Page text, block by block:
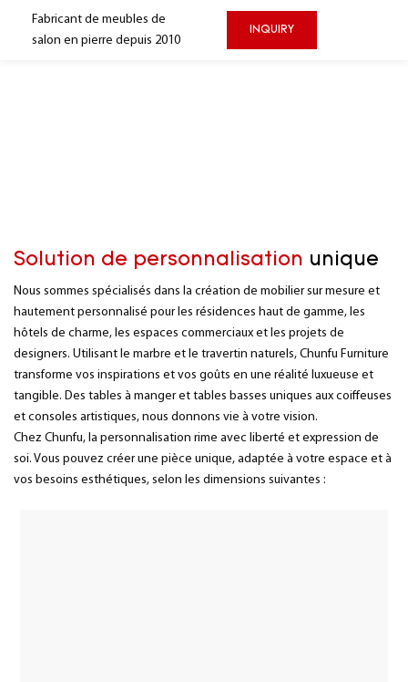
Fabricant de meubles de
salon en pierre depuis 2010
INQUIRY
Solution de personnalisation unique
Nous sommes spécialisés dans la création de mobilier sur mesure et
hautement personnalisé pour les résidences haut de gamme, les
hôtels de charme, les espaces commerciaux et les projets de
designers. Utilisant le marbre et le travertin naturels, Chunfu Furniture
transforme vos inspirations et vos goûts en une réalité luxueuse et
tangible. Des tables à manger et tables basses uniques aux coiffeuses
et consoles artistiques, nous donnons vie à votre vision.
Chez Chunfu, la personnalisation rime avec liberté et expression de
soi. Vous pouvez créer une pièce unique, adaptée à votre espace et à
vos besoins esthétiques, selon les dimensions suivantes :